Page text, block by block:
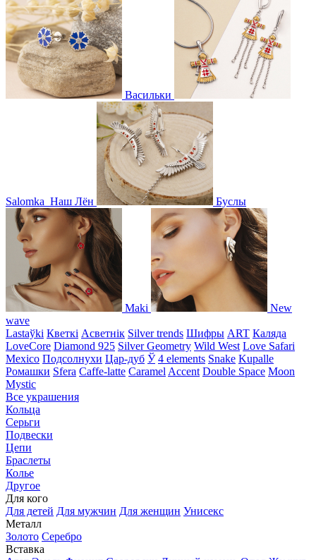
Васильки
Salomka Наш Лён Буслы
Maki
New
wave
Lastaўki Кветкі Асветнiк Silver trends Шифры ART Каляда
LoveCore Diamond 925 Silver Geometry Wild West Love Safari
Mexico Подсолнухи Цар-дуб Ў 4 elements Snake Kupalle
Ромашки Sfera Caffe-latte Caramel Accent Double Space Moon
Mystic
Все украшения
Кольца
Серьги
Подвески
Цепи
Браслеты
Колье
Другое
Для кого
Для детей Для мужчин Для женщин Унисекс
Металл
Золото Серебро
Вставка